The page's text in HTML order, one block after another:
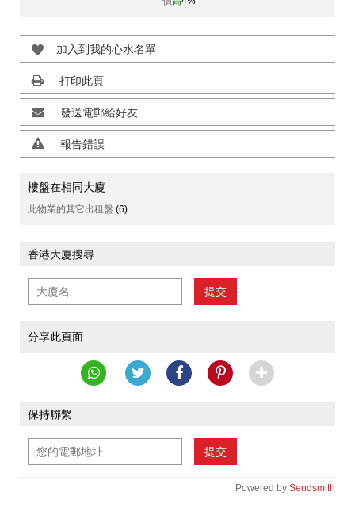
加入到我的心水名單
打印此頁
發送電郵給好友
報告錯誤
樓盤在相同大廈
此物業的其它出租盤 (6)
香港大廈搜尋
提交
分享此頁面
保持聯繫
提交
Powered by Sendsmith